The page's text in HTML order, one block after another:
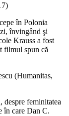
în Polonia
învingând şi
Krauss a fost
filmul spun că
(Humanitas,
despre feminitatea
în care Dan C.